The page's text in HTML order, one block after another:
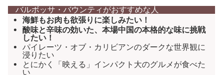
バルボッサ・バウンティがおすすめな人
海鮮もお肉も欲張りに楽しみたい！
酸味と辛味の効いた、本場中国の本格的な味に挑戦
したい！
パイレーツ・オブ・カリビアンのダークな世界観に
浸りたい
とにかく「映える」インパクト大のグルメが食べた
い